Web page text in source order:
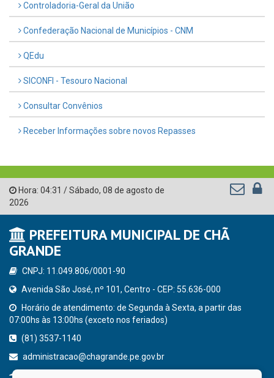
Controladoria-Geral da União
Confederação Nacional de Municípios - CNM
QEdu
SICONFI - Tesouro Nacional
Consultar Convênios
Receber Informações sobre novos Repasses
Hora: 04:31 /Sábado, 08 de agosto de
2026
PREFEITURA MUNICIPAL DE CHÃ
GRANDE
CNPJ: 11.049.806/0001-90
Avenida São José, nº 101, Centro - CEP: 55.636-000
Horário de atendimento: de Segunda à Sexta, a partir das
07:00hs às 13:00hs (exceto nos feriados)
(81) 3537-1140
administracao@chagrande.pe.gov.br